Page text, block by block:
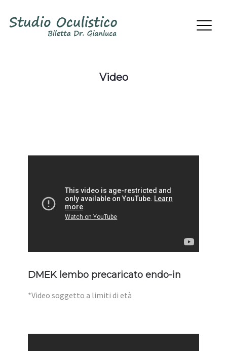
Video
DMEK lembo precaricato endo-in
*Video soggetto a limiti di età